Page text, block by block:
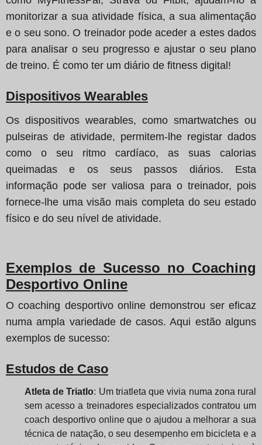
monitorizar a sua atividade física, a sua alimentação
e o seu sono. O treinador pode aceder a estes dados
para analisar o seu progresso e ajustar o seu plano
de treino. É como ter um diário de fitness digital!
Dispositivos Wearables
Os dispositivos wearables, como smartwatches ou
pulseiras de atividade, permitem-lhe registar dados
como o seu ritmo cardíaco, as suas calorias
queimadas e os seus passos diários. Esta
informação pode ser valiosa para o treinador, pois
fornece-lhe uma visão mais completa do seu estado
físico e do seu nível de atividade.
Exemplos de Sucesso no Coaching
Desportivo Online
O coaching desportivo online demonstrou ser eficaz
numa ampla variedade de casos. Aqui estão alguns
exemplos de sucesso:
Estudos de Caso
Atleta de Triatlo: Um triatleta que vivia numa zona rural
sem acesso a treinadores especializados contratou um
coach desportivo online que o ajudou a melhorar a sua
técnica de natação, o seu desempenho em bicicleta e a